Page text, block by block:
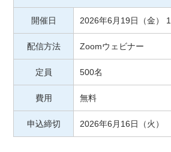
開催日 2026年6月19日（金）
配信方法 Zoomウェビナー
定員 500名
費用 無料
申込締切 2026年6月16日（火）